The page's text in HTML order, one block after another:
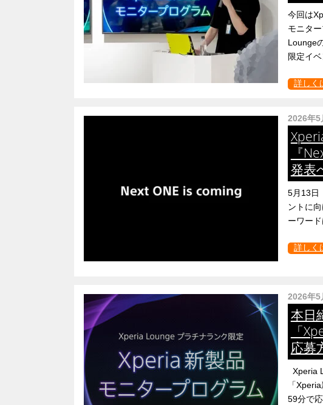
今回は
モニタ
Lounge
限定イ
詳しく
2026年5
『
発表
5月13日
ントに
ーワー
詳しく
2026年5
本日
「
応募
Xperia
「
59分で